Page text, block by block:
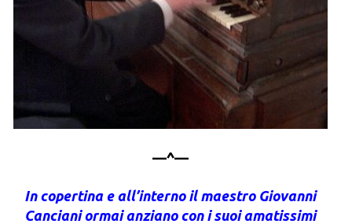
—^—
In copertina e all’interno il maestro Giovanni
Canciani ormai anziano con i suoi amatissimi